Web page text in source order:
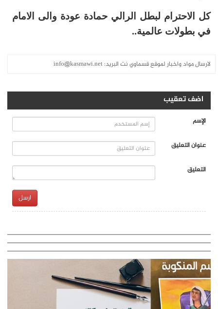
كل الاحترام لبطل الرالي حمادة عودة والى الامام
في بطولات عالمية..
لارسال مواد واخبار لموقع قسماوي نت البريد:info@kasmawi.net
اضف تعقيب
الإسم
عنوان التعليق
التعليق
ارسل